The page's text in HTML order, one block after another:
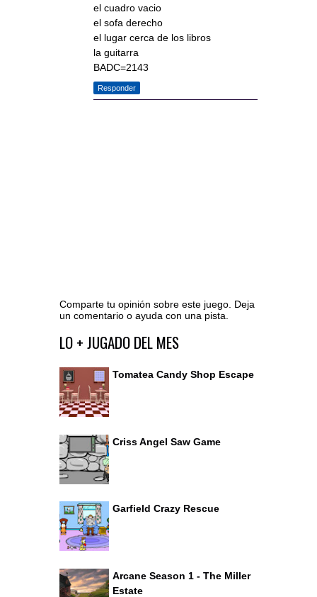
el cuadro vacio
el sofa derecho
el lugar cerca de los libros
la guitarra
BADC=2143
Responder
Comparte tu opinión sobre este juego. Deja
un comentario o ayuda con una pista.
Ir al editor de comentarios
LO + JUGADO DEL MES
Tomatea Candy Shop Escape
Criss Angel Saw Game
Garfield Crazy Rescue
Arcane Season 1 - The Miller
Estate